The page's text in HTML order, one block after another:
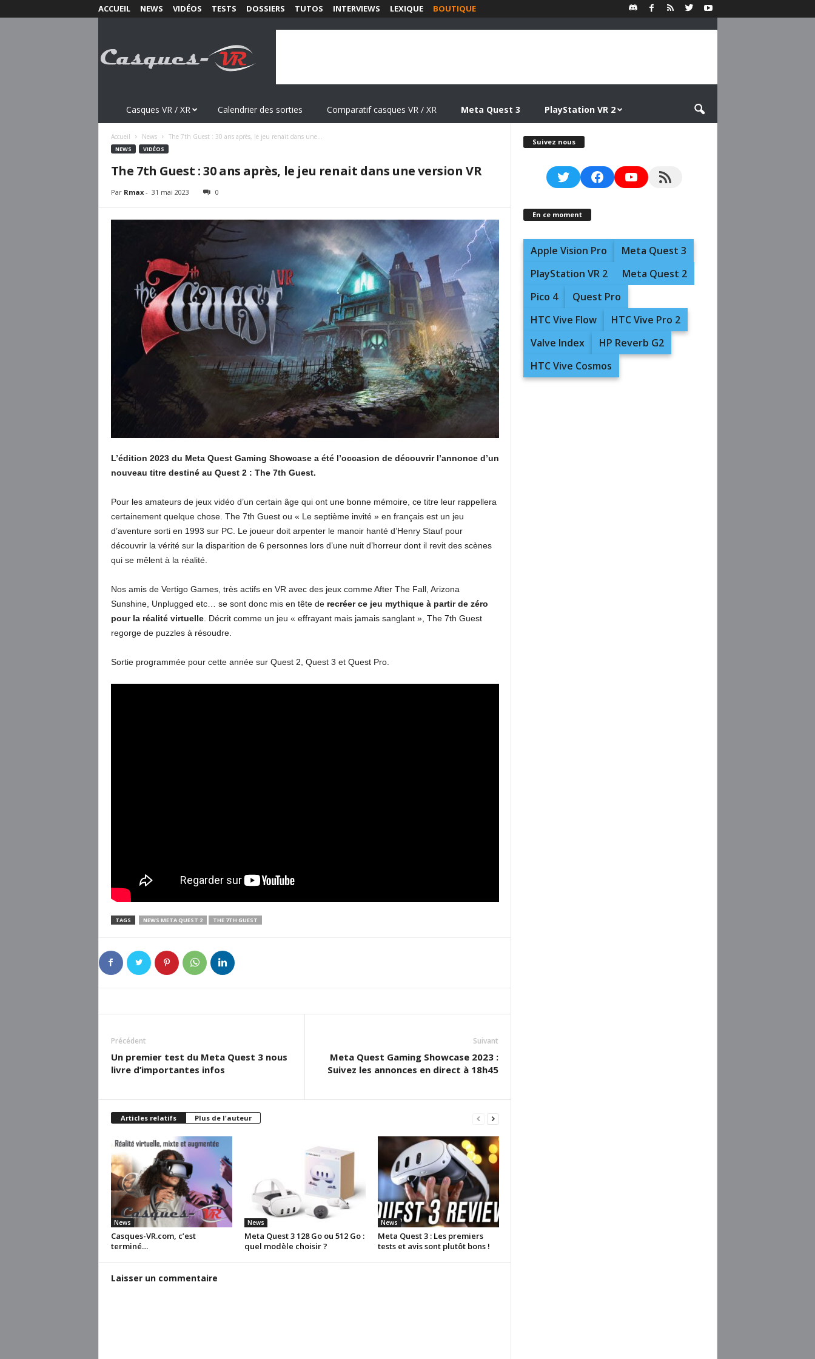
ACCUEIL NEWS VIDÉOS TESTS DOSSIERS TUTOS INTERVIEWS LEXIQUE BOUTIQUE
s
Casques VR / XR Calendrier des sorties Comparatif casques VR / XR Meta Quest 3 PlayStation VR 2
Accueil News The 7th Guest : 30 ans après, le jeu renait dans une...
NEWS VIDÉOS
The 7th Guest : 30 ans après, le jeu renait dans une version VR
Par Rmax- 31 mai 2023 0
L’édition 2023 du Meta Quest Gaming Showcase a été l’occasion de découvrir l’annonce d’un
nouveau titre destiné au Quest 2 : The 7th Guest.
Pour les amateurs de jeux vidéo d’un certain âge qui ont une bonne mémoire, ce titre leur rappellera
certainement quelque chose. The 7th Guest ou « Le septième invité » en français est un jeu
d’aventure sorti en 1993 sur PC. Le joueur doit arpenter le manoir hanté d’Henry Stauf pour
découvrir la vérité sur la disparition de 6 personnes lors d’une nuit d’horreur dont il revit des scènes
qui se mêlent à la réalité.
Nos amis de Vertigo Games, très actifs en VR avec des jeux comme After The Fall, Arizona
Sunshine, Unplugged etc… se sont donc mis en tête de recréer ce jeu mythique à partir de zéro
pour la réalité virtuelle. Décrit comme un jeu « effrayant mais jamais sanglant », The 7th Guest
regorge de puzzles à résoudre.
Sortie programmée pour cette année sur Quest 2, Quest 3 et Quest Pro.
TAGS NEWS META QUEST 2 THE 7TH GUEST
Précédent
Un premier test du Meta Quest 3 nous
livre d’importantes infos
Suivant
Meta Quest Gaming Showcase 2023 :
Suivez les annonces en direct à 18h45
Articles relatifs Plus de l'auteur
News
Casques-VR.com, c’est
terminé…
News
Meta Quest 3 128 Go ou 512 Go :
quel modèle choisir ?
News
Meta Quest 3 : Les premiers
tests et avis sont plutôt bons !
Laisser un commentaire
Suivez nous
TwitterFacebookYouTubeRSS Feed
En ce moment
Apple Vision Pro
Meta Quest 3
PlayStation VR 2
Meta Quest 2
Pico 4
Quest Pro
HTC Vive Flow
HTC Vive Pro 2
Valve Index
HP Reverb G2
HTC Vive Cosmos